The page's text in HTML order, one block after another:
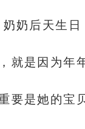
奶后天生日
就是因为年
要是她的宝